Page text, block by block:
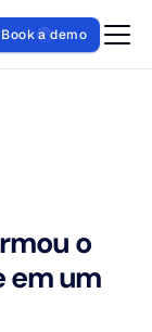
Book a demo
o
em um